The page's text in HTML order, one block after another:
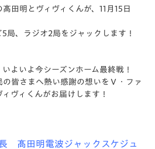
田明とヴィヴィくんが、11月15日
局、ラジオ2局をジャックします！
よいよ今シーズンホーム最終戦！
皆さまへ熱い感謝の想いをＶ・ファ
ヴィくんがお届けします！
髙田明電波ジャックスケジュ